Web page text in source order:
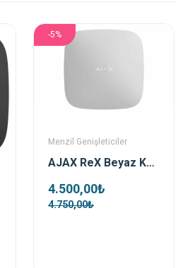
-5%
Menzil Genişleticiler
AJAX ReX Beyaz Kablosuz Mesafe Genişletici (Repeater)
4.500,00₺
4.750,00₺